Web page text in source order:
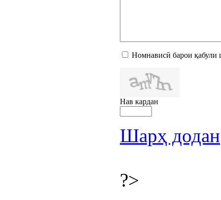
Номнависӣ барои қабули
Нав кардан
Шарҳ додан
?>